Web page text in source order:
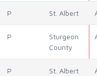
P St. Albert
P
Sturgeon
County
P St. Albert